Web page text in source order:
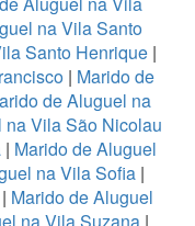
na Vila Santo
Santo Henrique |
| Marido de
de Aluguel na
Vila São Nicolau
| Marido de Aluguel
na Vila Sofia|
| Marido de Aluguel